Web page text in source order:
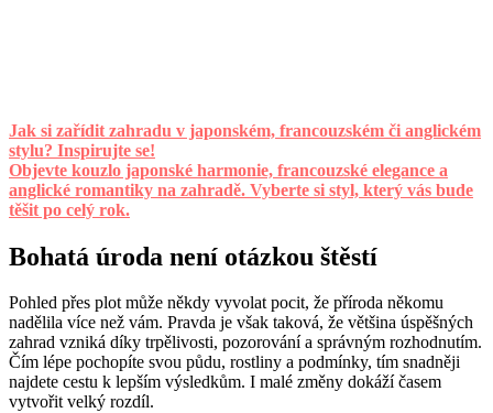
Jak si zařídit zahradu v japonském, francouzském či anglickém
stylu? Inspirujte se!
Objevte kouzlo japonské harmonie, francouzské elegance a
anglické romantiky na zahradě. Vyberte si styl, který vás bude
těšit po celý rok.
Bohatá úroda není otázkou štěstí
Pohled přes plot může někdy vyvolat pocit, že příroda někomu
nadělila více než vám. Pravda je však taková, že většina úspěšných
zahrad vzniká díky trpělivosti, pozorování a správným rozhodnutím.
Čím lépe pochopíte svou půdu, rostliny a podmínky, tím snadněji
najdete cestu k lepším výsledkům. I malé změny dokáží časem
vytvořit velký rozdíl.